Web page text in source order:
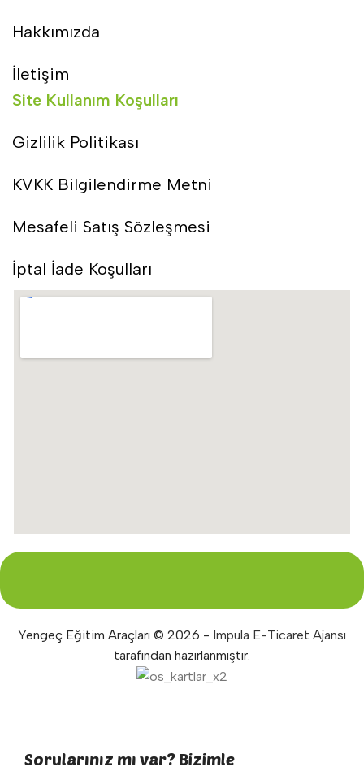
Hakkımızda
İletişim
Site Kullanım Koşulları
Gizlilik Politikası
KVKK Bilgilendirme Metni
Mesafeli Satış Sözleşmesi
İptal İade Koşulları
Yengeç Eğitim Araçları © 2026 - Impula E-Ticaret Ajansı
tarafından hazırlanmıştır.
Sorularınız mı var? Bizimle